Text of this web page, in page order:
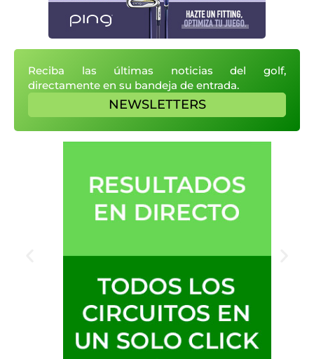
Reciba las últimas noticias del golf,
directamente en su bandeja de entrada.
NEWSLETTERS